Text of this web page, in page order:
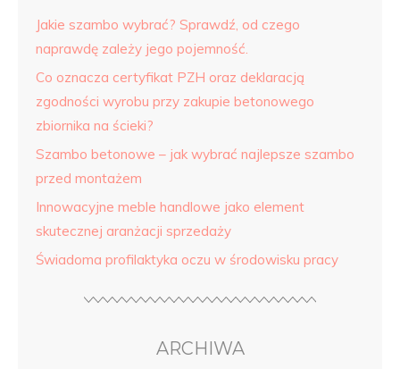
Jakie szambo wybrać? Sprawdź, od czego
naprawdę zależy jego pojemność.
Co oznacza certyfikat PZH oraz deklaracją
zgodności wyrobu przy zakupie betonowego
zbiornika na ścieki?
Szambo betonowe – jak wybrać najlepsze szambo
przed montażem
Innowacyjne meble handlowe jako element
skutecznej aranżacji sprzedaży
Świadoma profilaktyka oczu w środowisku pracy
ARCHIWA